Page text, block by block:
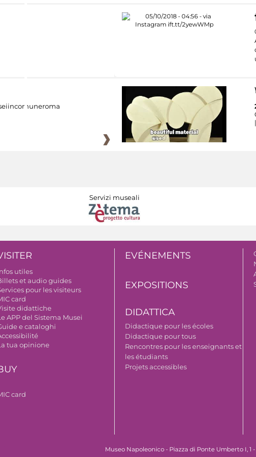
Servizi museali
utiles
et audio guides
pour les visiteurs
card
didattiche
APP del Sistema Musei
e cataloghi
tua opinione
card
EVÉNEMENTS
EXPOSITIONS
DIDATTICA
Didactique pour les écoles
Didactique pour tous
Rencontres pour les enseignants et
les étudiants
Projets accessibles
Museo Napoleonico - Piazza di Ponte Umberto I, 1